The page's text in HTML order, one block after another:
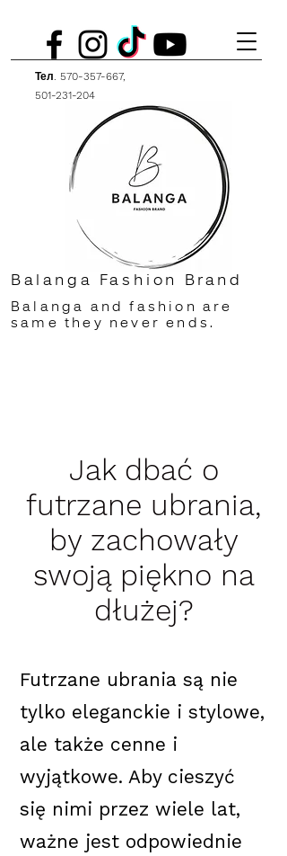
Тел. 570-357-667,
501-231-204
Balanga Fashion Brand
Balanga and fashion are
same they never ends.
Jak dbać o
futrzane ubrania,
by zachowały
swoją piękno na
dłużej?
Futrzane ubrania są nie
tylko eleganckie i stylowe,
ale także cenne i
wyjątkowe. Aby cieszyć
się nimi przez wiele lat,
ważne jest odpowiednie